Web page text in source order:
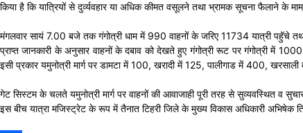
किया है कि यात्रियों से दुर्व्यवहार या अधिक कीमत वसूलने तथा भ्रामक सूचना फैलाने के
मंगलवार सायं 7.00 बजे तक गंगोत्री धाम में 990 वाहनों के जरिए 11734 यात्री पहॅुचे
प्राप्त जानकारी के अनुसार वाहनों के दबाव को देखते हुए गंगोत्री रूट पर गंगोत्री में
इसी प्रकार यमुनोत्री मार्ग पर डामटा में 100, खरादी में 125, पालीगाड में 400,
गेट सिस्टम के चलते यमुनोत्री मार्ग पर वाहनों की आवाजाही पूरी तरह से सुव्यवस्थित व
इस बीच यात्रा मजिस्ट्रेट के रूप में तैनात टिहरी जिले के मुख्य विकास अधिकारी अभिषेक